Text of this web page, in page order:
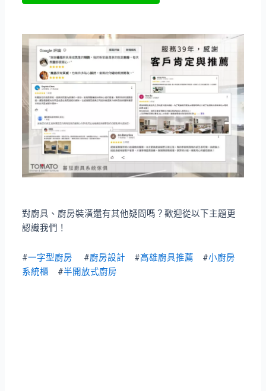
對廚具、廚房裝潢還有其他疑問嗎？歡迎從以下主題更
認識我們！
#一字型廚房 #廚房設計 #高雄廚具推薦 #小廚房
系統櫃 #半開放式廚房